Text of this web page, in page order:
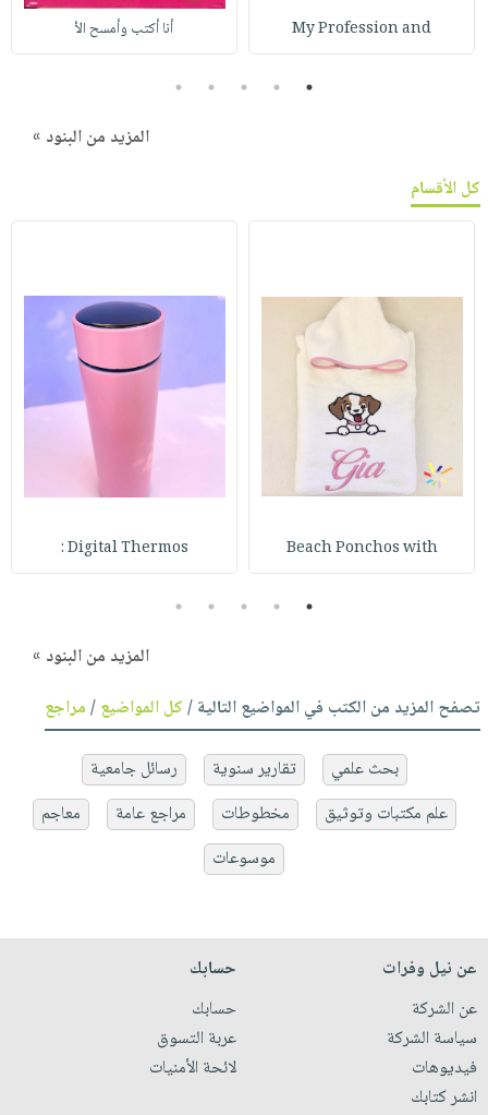
My Profession and أنا أكتب وأمسح الأ
1
2
3
4
5
المزيد من البنود »
كل الأقسام
Beach Ponchos with
Digital Thermos :
1
2
3
4
5
المزيد من البنود »
تصفح المزيد من الكتب في المواضيع التالية /كل المواضيع/مراجع
بحث علمي تقارير سنوية
رسائل جامعية
علم مكتبات وتوثيق
مخطوطات مراجع عامة
معاجم
موسوعات
عن نيل وفرات
عن الشركة
سياسة الشركة
فيديوهات
انشر كتابك
حسابك
حسابك
عربة التسوق
لائحة الأمنيات